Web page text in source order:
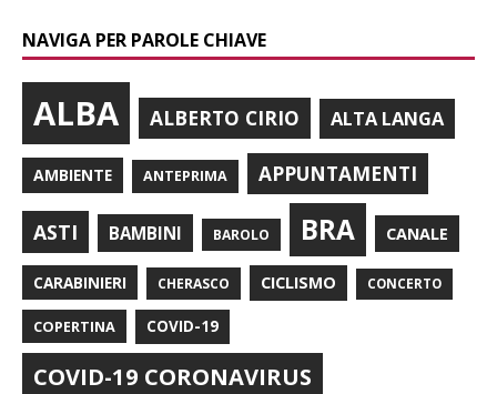
NAVIGA PER PAROLE CHIAVE
ALBA ALBERTO CIRIO ALTA LANGA
AMBIENTE ANTEPRIMA APPUNTAMENTI
ASTI BAMBINI BAROLO BRA CANALE
CARABINIERI CHERASCO CICLISMO CONCERTO
COPERTINA COVID-19
COVID-19 CORONAVIRUS